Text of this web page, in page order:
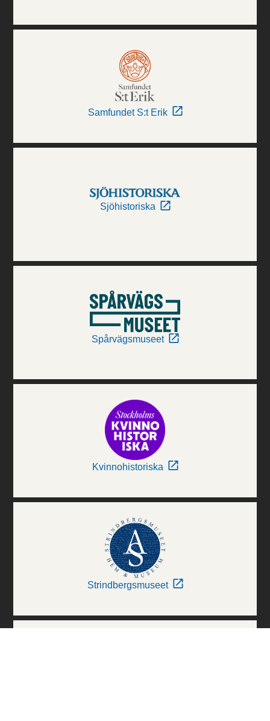
Samfundet S:t Erik
Sjöhistoriska
Spårvägsmuseet
Kvinnohistoriska
Strindbergsmuseet